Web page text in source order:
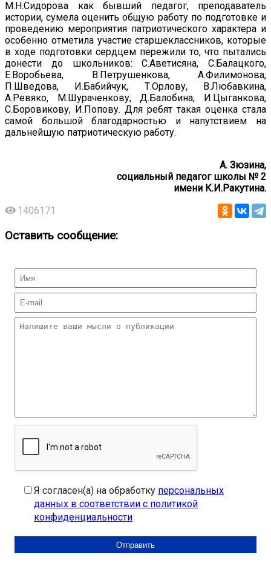
М.Н.Сидорова как бывший педагог, преподаватель
истории, сумела оценить общую работу по подготовке и
проведению мероприятия патриотического характера и
особенно отметила участие старшеклассников, которые
в ходе подготовки сердцем пережили то, что пытались
донести до школьников: С.Аветисяна, С.Балацкого,
Е.Воробьева, В.Петрушенкова, А.Филимонова,
П.Шведова, И.Бабийчук, Т.Орлову, В.Любавкина,
А.Ревяко, М.Шураченкову, Д.Балобина, И.Цыганкова,
С.Боровикову, И.Попову. Для ребят такая оценка стала
самой большой благодарностью и напутствием на
дальнейшую патриотическую работу.
А. Зюзина,
социальный педагог школы № 2
имени К.И.Ракутина.
1406171
Оставить сообщение:
Я согласен(а) на обработку персональных
данных в соответствии с политикой
конфиденциальности